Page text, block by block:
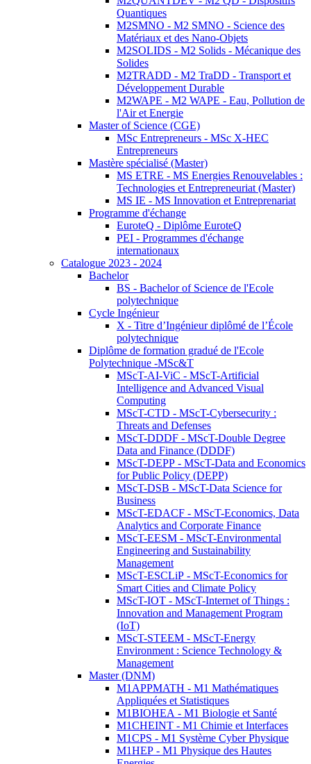
Quantiques
M2SMNO - M2 SMNO - Science des
Matériaux et des Nano-Objets
M2SOLIDS - M2 Solids - Mécanique des
Solides
M2TRADD - M2 TraDD - Transport et
Développement Durable
M2WAPE - M2 WAPE - Eau, Pollution de
l'Air et Energie
Master of Science (CGE)
MSc Entrepreneurs - MSc X-HEC
Entrepreneurs
Mastère spécialisé (Master)
MS ETRE - MS Energies Renouvelables :
Technologies et Entrepreneuriat (Master)
MS IE - MS Innovation et Entreprenariat
Programme d'échange
EuroteQ - Diplôme EuroteQ
PEI - Programmes d'échange
internationaux
Catalogue 2023 - 2024
Bachelor
BS - Bachelor of Science de l'Ecole
polytechnique
Cycle Ingénieur
X - Titre d’Ingénieur diplômé de l’École
polytechnique
Diplôme de formation gradué de l'Ecole
Polytechnique -MSc&T
MScT-AI-ViC - MScT-Artificial
Intelligence and Advanced Visual
Computing
MScT-CTD - MScT-Cybersecurity :
Threats and Defenses
MScT-DDDF - MScT-Double Degree
Data and Finance (DDDF)
MScT-DEPP - MScT-Data and Economics
for Public Policy (DEPP)
MScT-DSB - MScT-Data Science for
Business
MScT-EDACF - MScT-Economics, Data
Analytics and Corporate Finance
MScT-EESM - MScT-Environmental
Engineering and Sustainability
Management
MScT-ESCLiP - MScT-Economics for
Smart Cities and Climate Policy
MScT-IOT - MScT-Internet of Things :
Innovation and Management Program
(IoT)
MScT-STEEM - MScT-Energy
Environment : Science Technology &
Management
Master (DNM)
M1APPMATH - M1 Mathématiques
Appliquées et Statistiques
M1BIOHEA - M1 Biologie et Santé
M1CHEINT - M1 Chimie et Interfaces
M1CPS - M1 Système Cyber Physique
M1HEP - M1 Physique des Hautes